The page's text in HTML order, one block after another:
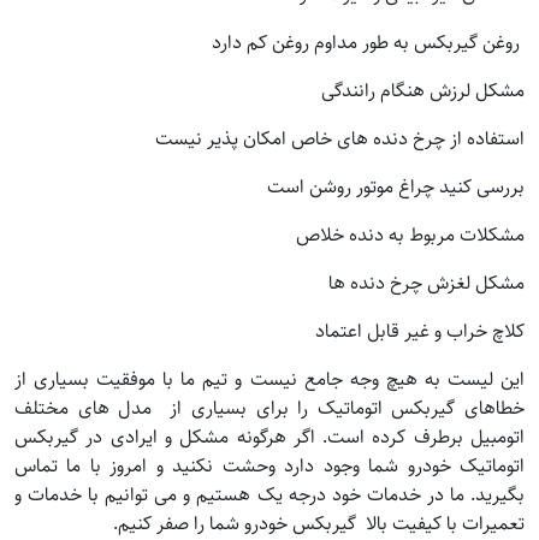
روغن گیربکس به طور مداوم روغن کم دارد
مشکل لرزش هنگام رانندگی
استفاده از چرخ دنده های خاص امکان پذیر نیست
بررسی کنید چراغ موتور روشن است
مشکلات مربوط به دنده خلاص
مشکل لغزش چرخ دنده ها
کلاچ خراب و غیر قابل اعتماد
این لیست به هیچ وجه جامع نیست و تیم ما با موفقیت بسیاری از
خطاهای گیربکس اتوماتیک را برای بسیاری از مدل های مختلف
اتومبیل برطرف کرده است. اگر هرگونه مشکل و ایرادی در گیربکس
اتوماتیک خودرو شما وجود دارد وحشت نکنید و امروز با ما تماس
بگیرید. ما در خدمات خود درجه یک هستیم و می توانیم با خدمات و
تعمیرات با کیفیت بالا گیربکس خودرو شما را صفر کنیم.